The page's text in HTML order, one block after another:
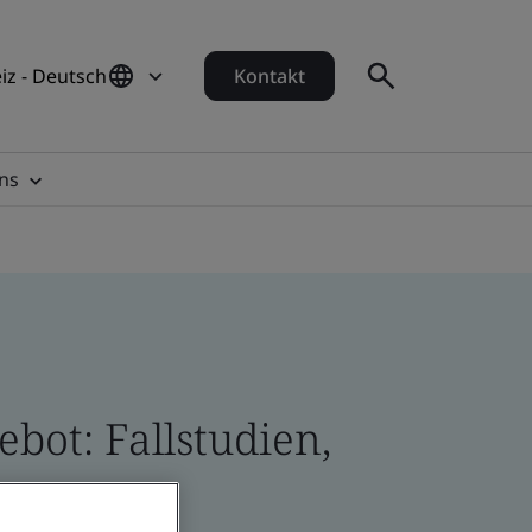
- Deutsch Kontakt
Fallstudien,